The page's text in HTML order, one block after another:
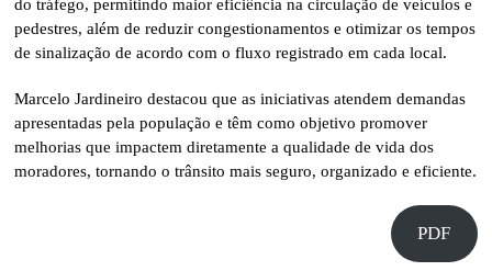
do tráfego, permitindo maior eficiência na circulação de veículos e
pedestres, além de reduzir congestionamentos e otimizar os tempos
de sinalização de acordo com o fluxo registrado em cada local.
Marcelo Jardineiro destacou que as iniciativas atendem demandas
apresentadas pela população e têm como objetivo promover
melhorias que impactem diretamente a qualidade de vida dos
moradores, tornando o trânsito mais seguro, organizado e eficiente.
PDF